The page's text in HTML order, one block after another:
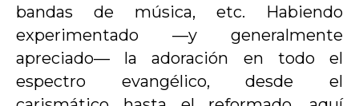
bandas de música, etc. Habiendo
experimentado —y generalmente
apreciado— la adoración en todo el
espectro evangélico, desde el